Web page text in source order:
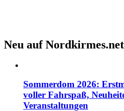
Neu auf Nordkirmes.net
Sommerdom 2026:
voller Fahrspaß,
Veranstaltungen